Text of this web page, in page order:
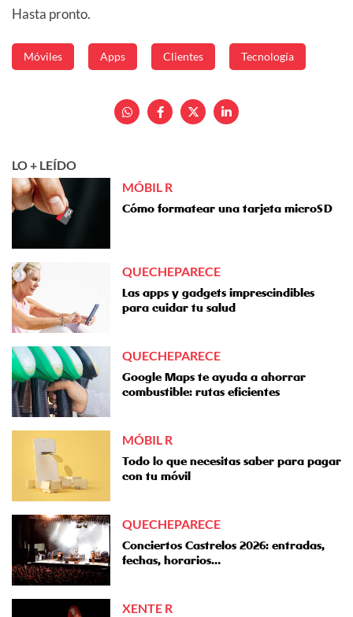
Hasta pronto.
Móviles Apps Clientes Tecnología
LO + LEÍDO
MÓBIL R
Cómo formatear una tarjeta microSD
QUECHEPARECE
Las apps y gadgets imprescindibles
para cuidar tu salud
QUECHEPARECE
Google Maps te ayuda a ahorrar
combustible: rutas eficientes
MÓBIL R
Todo lo que necesitas saber para pagar
con tu móvil
QUECHEPARECE
Conciertos Castrelos 2026: entradas,
fechas, horarios…
XENTE R